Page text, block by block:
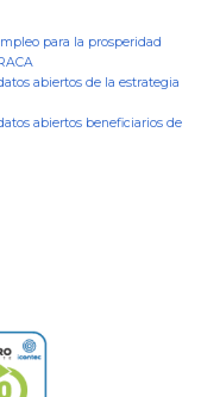
para la prosperidad
abiertos de la estrategia
abiertos beneficiarios de